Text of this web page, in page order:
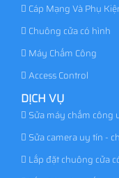
Cáp Mạng Và Phụ
Chuông cửa có hình
Máy Chấm Công
Access Control
DỊCH VỤ
Sửa máy chấm công
Sửa camera uy tín -
Lắp đặt chuông cửa